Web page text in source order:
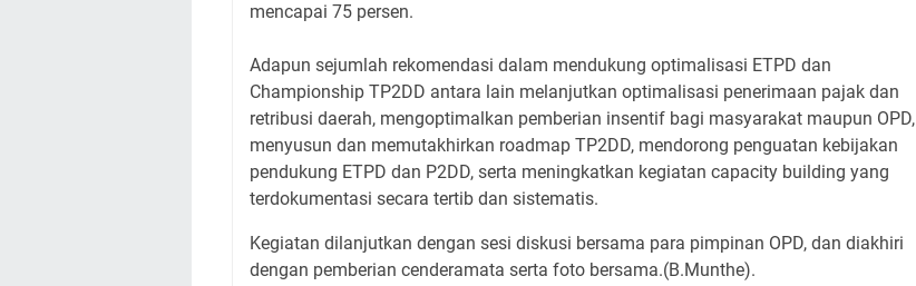
mencapai 75 persen.
Adapun sejumlah rekomendasi dalam mendukung optimalisasi ETPD dan
Championship TP2DD antara lain melanjutkan optimalisasi penerimaan pajak dan
retribusi daerah, mengoptimalkan pemberian insentif bagi masyarakat maupun OPD,
menyusun dan memutakhirkan roadmap TP2DD, mendorong penguatan kebijakan
pendukung ETPD dan P2DD, serta meningkatkan kegiatan capacity building yang
terdokumentasi secara tertib dan sistematis.
Kegiatan dilanjutkan dengan sesi diskusi bersama para pimpinan OPD, dan diakhiri
dengan pemberian cenderamata serta foto bersama.(B.Munthe).